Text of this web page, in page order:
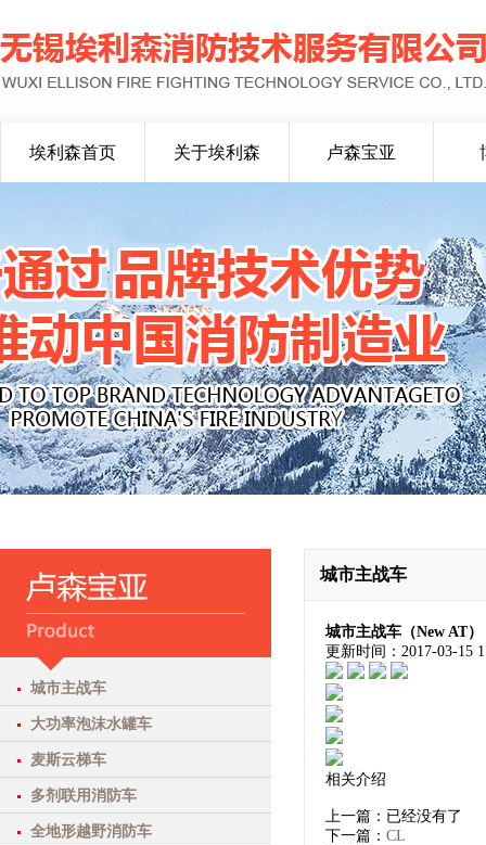
埃利森首页 关于埃利森 卢森宝亚
城市主战车
大功率泡沫水罐车
麦斯云梯车
多剂联用消防车
全地形越野消防车
城市主战车
城市主战车（New AT）
更新时间： 2017-03-15
相关介绍
上一篇：已经没有了
下一篇： CL